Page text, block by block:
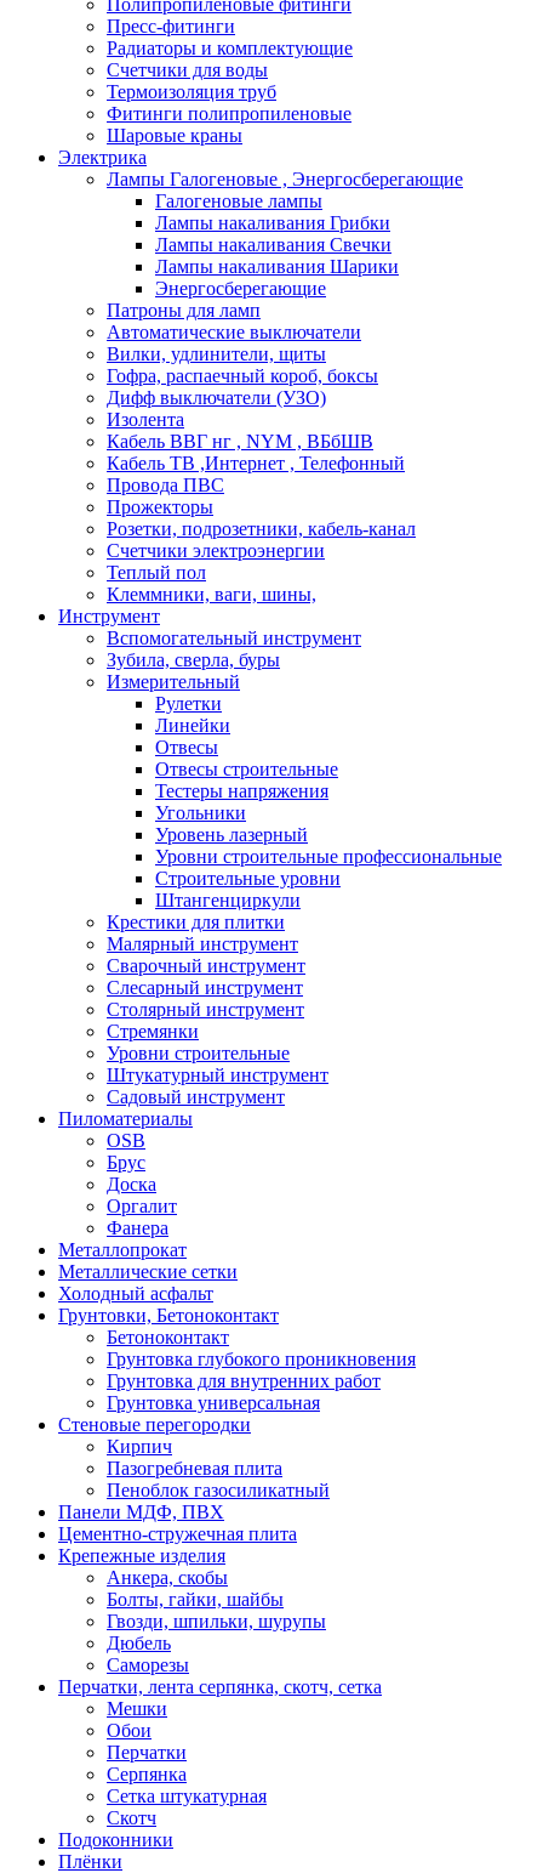
Полипропиленовые фитинги
Пресс-фитинги
Радиаторы и комплектующие
Счетчики для воды
Термоизоляция труб
Фитинги полипропиленовые
Шаровые краны
Электрика
Лампы Галогеновые , Энергосберегающие
Галогеновые лампы
Лампы накаливания Грибки
Лампы накаливания Свечки
Лампы накаливания Шарики
Энергосберегающие
Патроны для ламп
Автоматические выключатели
Вилки, удлинители, щиты
Гофра, распаечный короб, боксы
Дифф выключатели (УЗО)
Изолента
Кабель ВВГ нг , NYM , ВБбШВ
Кабель ТВ ,Интернет , Телефонный
Провода ПВС
Прожекторы
Розетки, подрозетники, кабель-канал
Счетчики электроэнергии
Теплый пол
Клеммники, ваги, шины,
Инструмент
Вспомогательный инструмент
Зубила, сверла, буры
Измерительный
Рулетки
Линейки
Отвесы
Отвесы строительные
Тестеры напряжения
Угольники
Уровень лазерный
Уровни строительные профессиональные
Строительные уровни
Штангенциркули
Крестики для плитки
Малярный инструмент
Сварочный инструмент
Слесарный инструмент
Столярный инструмент
Стремянки
Уровни строительные
Штукатурный инструмент
Садовый инструмент
Пиломатериалы
OSB
Брус
Доска
Оргалит
Фанера
Металлопрокат
Металлические сетки
Холодный асфальт
Грунтовки, Бетоноконтакт
Бетоноконтакт
Грунтовка глубокого проникновения
Грунтовка для внутренних работ
Грунтовка универсальная
Стеновые перегородки
Кирпич
Пазогребневая плита
Пеноблок газосиликатный
Панели МДФ, ПВХ
Цементно-стружечная плита
Крепежные изделия
Анкера, скобы
Болты, гайки, шайбы
Гвозди, шпильки, шурупы
Дюбель
Саморезы
Перчатки, лента серпянка, скотч, сетка
Мешки
Обои
Перчатки
Серпянка
Сетка штукатурная
Скотч
Подоконники
Плёнки